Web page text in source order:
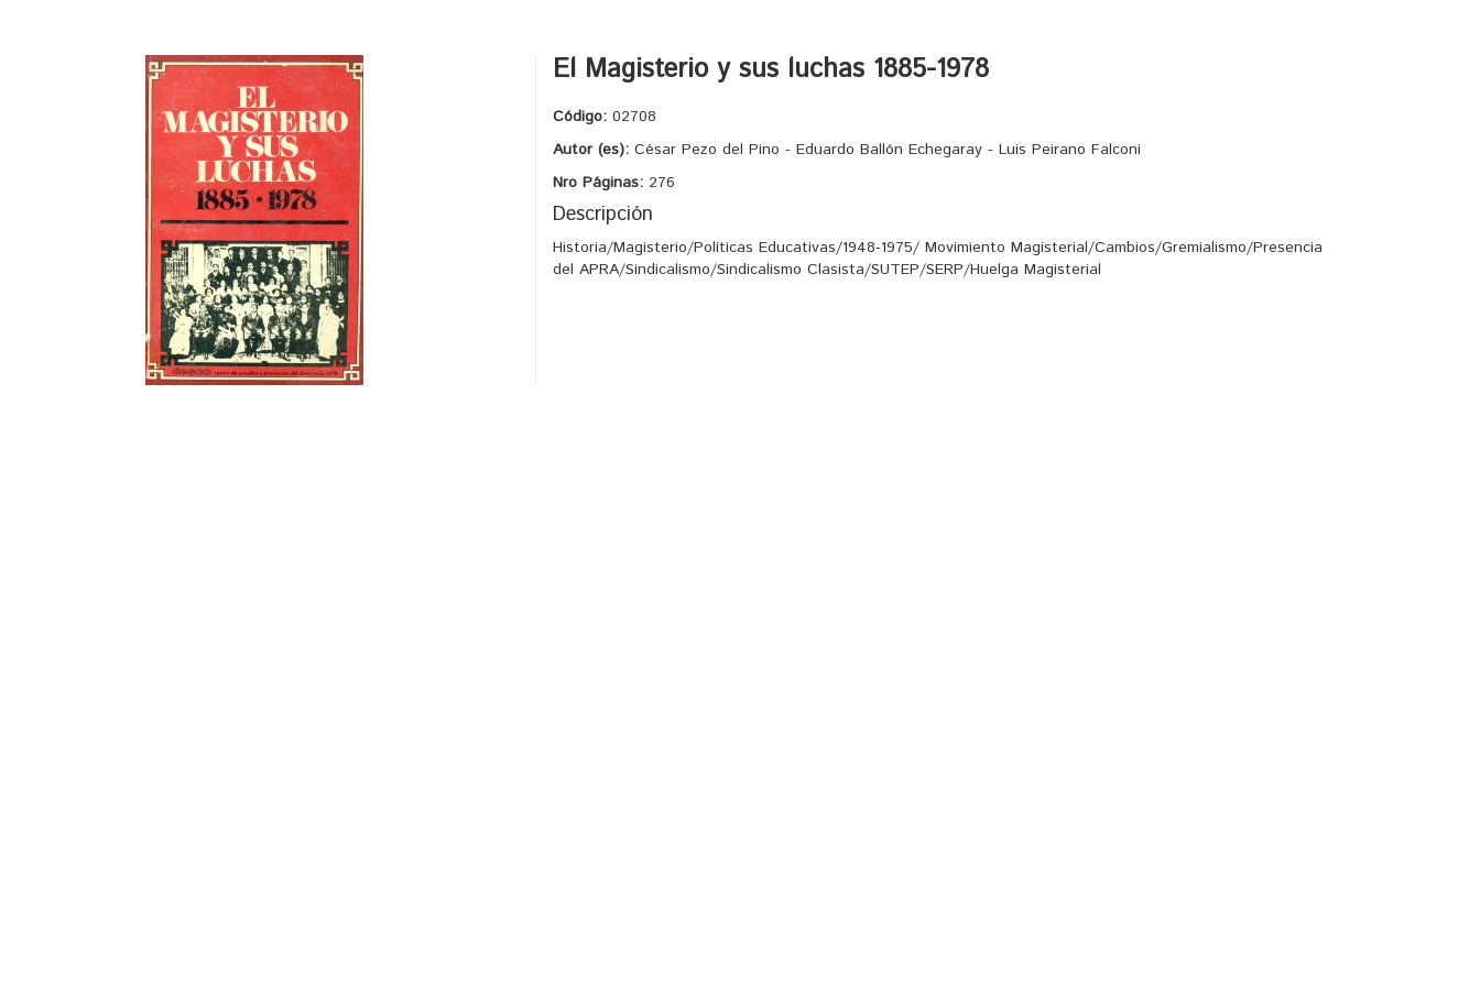
El Magisterio y sus luchas 1885-1978
Código: 02708
Autor (es): César Pezo del Pino - Eduardo Ballón Echegaray - Luis Peirano Falconi
Nro Páginas: 276
Descripción
Historia/Magisterio/Políticas Educativas/1948-1975/ Movimiento Magisterial/Cambios/Gremialismo/Presencia
del APRA/Sindicalismo/Sindicalismo Clasista/SUTEP/SERP/Huelga Magisterial